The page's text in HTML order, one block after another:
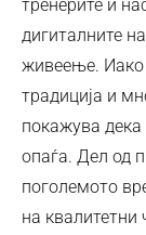
тренерите и
дигиталните
живеење. Иако
традиција и
покажува
опаѓа. Дел од
поголемото
на